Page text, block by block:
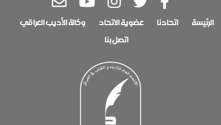
الرئيسة اتحادنا عضوية الاتحاد
وكالة الأديب العراقي
اتصل بنا